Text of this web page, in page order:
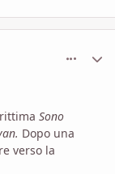
Sono
Dopo una
verso la